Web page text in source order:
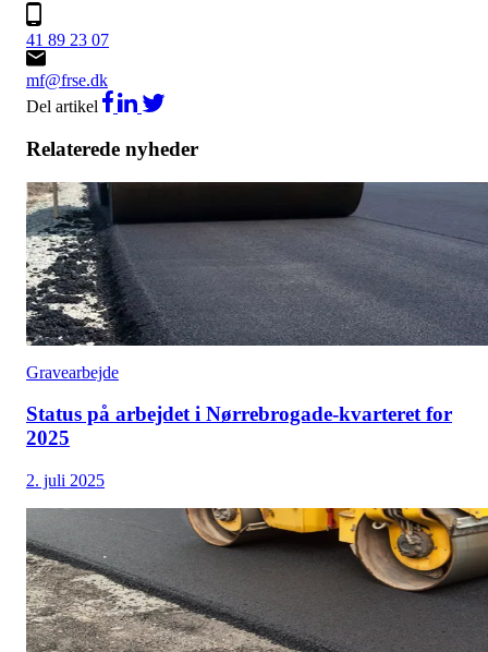
41 89 23 07
mf@frse.dk
Del artikel
Relaterede nyheder
Gravearbejde
Status på arbejdet i Nørrebrogade-kvarteret for
2025
2. juli 2025